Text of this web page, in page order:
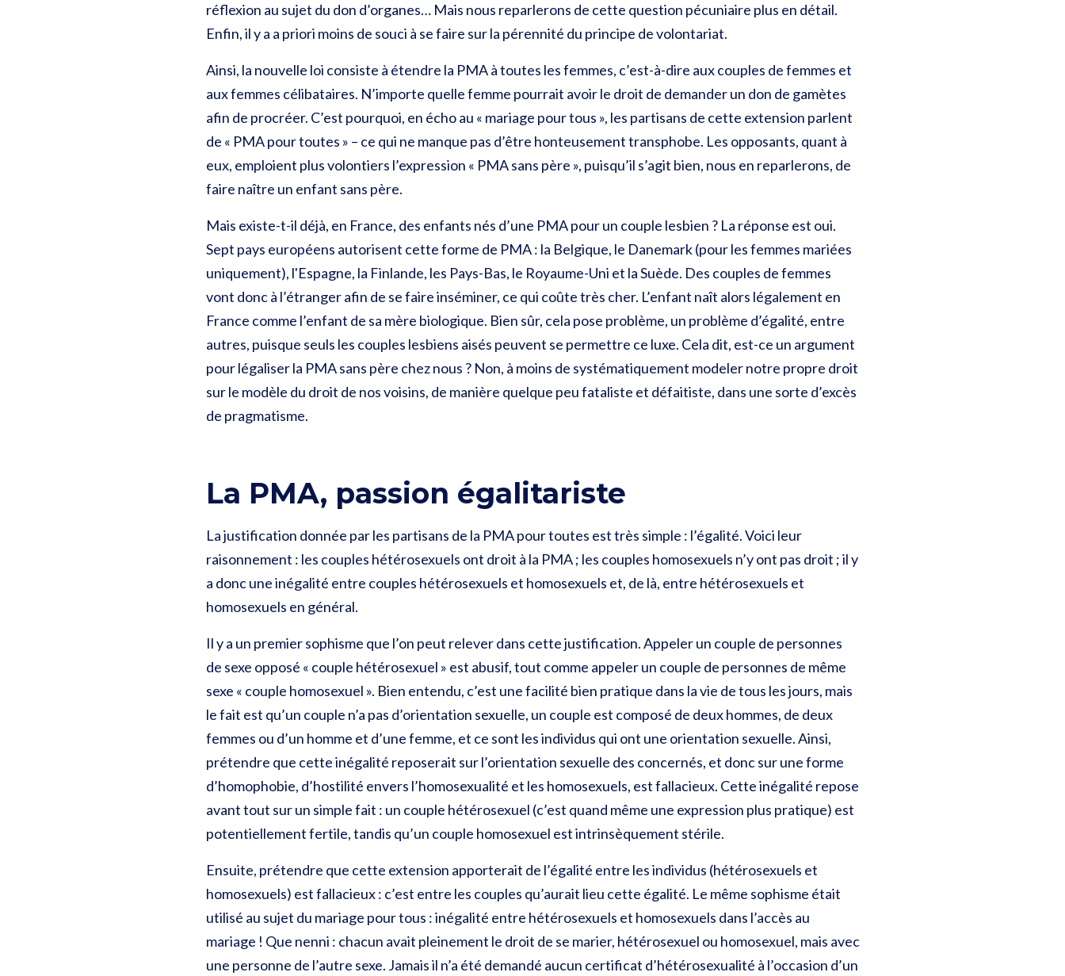
réflexion au sujet du don d’organes… Mais nous reparlerons de cette question pécuniaire plus en détail.
Enfin, il y a a priori moins de souci à se faire sur la pérennité du principe de volontariat.
Ainsi, la nouvelle loi consiste à étendre la PMA à toutes les femmes, c’est-à-dire aux couples de femmes et
aux femmes célibataires. N’importe quelle femme pourrait avoir le droit de demander un don de gamètes
afin de procréer. C’est pourquoi, en écho au « mariage pour tous », les partisans de cette extension parlent
de « PMA pour toutes » – ce qui ne manque pas d’être honteusement transphobe. Les opposants, quant à
eux, emploient plus volontiers l’expression « PMA sans père », puisqu’il s’agit bien, nous en reparlerons, de
faire naître un enfant sans père.
Mais existe-t-il déjà, en France, des enfants nés d’une PMA pour un couple lesbien ? La réponse est oui.
Sept pays européens autorisent cette forme de PMA: la Belgique, le Danemark (pour les femmes mariées
uniquement), l'Espagne, la Finlande, les Pays-Bas, le Royaume-Uni et la Suède. Des couples de femmes
vont donc à l’étranger afin de se faire inséminer, ce qui coûte très cher. L’enfant naît alors légalement en
France comme l’enfant de sa mère biologique. Bien sûr, cela pose problème, un problème d’égalité, entre
autres, puisque seuls les couples lesbiens aisés peuvent se permettre ce luxe. Cela dit, est-ce un argument
pour légaliser la PMA sans père chez nous ? Non, à moins de systématiquement modeler notre propre droit
sur le modèle du droit de nos voisins, de manière quelque peu fataliste et défaitiste, dans une sorte d’excès
de pragmatisme.
La PMA, passion égalitariste
La justification donnée par les partisans de la PMA pour toutes est très simple : l’égalité. Voici leur
raisonnement : les couples hétérosexuels ont droit à la PMA ; les couples homosexuels n’y ont pas droit ; il y
a donc une inégalité entre couples hétérosexuels et homosexuels et, de là, entre hétérosexuels et
homosexuels en général.
Il y a un premier sophisme que l’on peut relever dans cette justification. Appeler un couple de personnes
de sexe opposé « couple hétérosexuel » est abusif, tout comme appeler un couple de personnes de même
sexe « couple homosexuel ». Bien entendu, c’est une facilité bien pratique dans la vie de tous les jours, mais
le fait est qu’un couple n’a pas d’orientation sexuelle, un couple est composé de deux hommes, de deux
femmes ou d’un homme et d’une femme, et ce sont les individus qui ont une orientation sexuelle. Ainsi,
prétendre que cette inégalité reposerait sur l’orientation sexuelle des concernés, et donc sur une forme
d’homophobie, d’hostilité envers l’homosexualité et les homosexuels, est fallacieux. Cette inégalité repose
avant tout sur un simple fait : un couple hétérosexuel (c’est quand même une expression plus pratique) est
potentiellement fertile, tandis qu’un couple homosexuel est intrinsèquement stérile.
Ensuite, prétendre que cette extension apporterait de l’égalité entre les individus (hétérosexuels et
homosexuels) est fallacieux : c’est entre les couples qu’aurait lieu cette égalité. Le même sophisme était
utilisé au sujet du mariage pour tous : inégalité entre hétérosexuels et homosexuels dans l’accès au
mariage ! Que nenni : chacun avait pleinement le droit de se marier, hétérosexuel ou homosexuel, mais avec
une personne de l’autre sexe. Jamais il n’a été demandé aucun certificat d’hétérosexualité à l’occasion d’un